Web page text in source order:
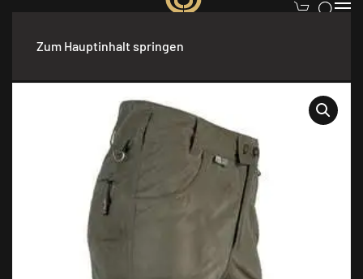
Zum Hauptinhalt springen
Bekleidung Damen /Hosen